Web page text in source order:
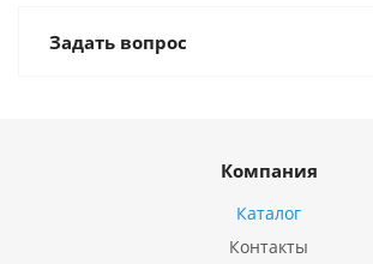
Задать вопрос
Компания
Каталог
Контакты